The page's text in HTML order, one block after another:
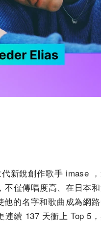
新銳創作歌手 imase
不僅傳唱度高、在日本
的名字和歌曲成為網
續 137 天衝上 Top 5